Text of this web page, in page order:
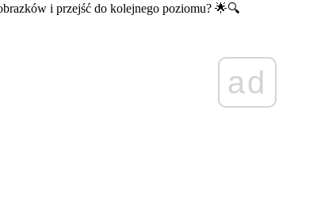
i przejść do kolejnego poziomu? 🌟🔍
ad